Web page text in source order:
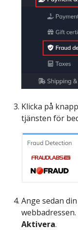
Klicka på
tjänsten för
Ange sedan din
Aktivera.